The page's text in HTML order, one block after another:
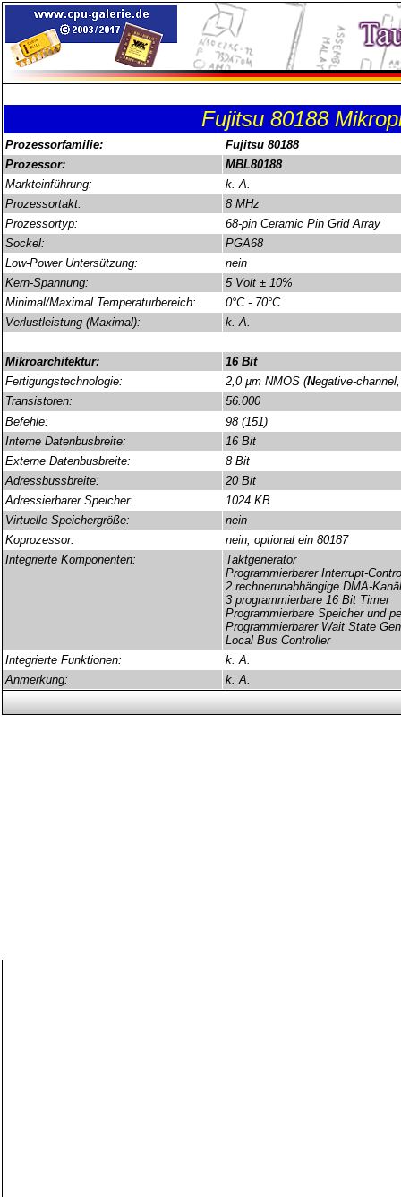
Fujitsu 80188
Prozessorfamilie:
Fujitsu 80188
Prozessor:
MBL80188
Markteinführung:
k. A.
Prozessortakt:
8 MHz
Prozessortyp:
68-pin Ceramic Pin Grid Array
Sockel:
PGA68
Low-Power Untersützung:
nein
Kern-Spannung:
5 Volt ± 10%
Minimal/Maximal Temperaturbereich:
0°C - 70°C
Verlustleistung (Maximal):
k. A.
Mikroarchitektur:
16 Bit
Fertigungstechnologie:
2,0 µm NMOS (Negative-
Transistoren:
56.000
Befehle:
98 (151)
Interne Datenbusbreite:
16 Bit
Externe Datenbusbreite:
8 Bit
Adressbussbreite:
20 Bit
Adressierbarer Speicher:
1024 KB
Virtuelle Speichergröße:
nein
Koprozessor:
nein, optional ein 80187
Integrierte Komponenten:
Taktgenerator
Programmierbarer Interrupt-
2 rechnerunabhängige DMA-
3 programmierbare 16 Bit Timer
Programmierbare Speicher und
Programmierbarer Wait State
Local Bus Controller
Integrierte Funktionen:
k. A.
Anmerkung:
k. A.